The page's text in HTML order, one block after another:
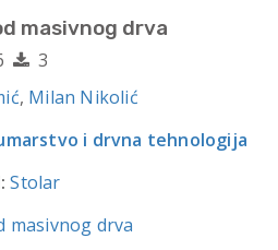
masivnog drva
3
, Milan Nikolić
i drvna tehnologija
Stolar
masivnog drva